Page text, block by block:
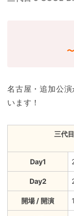
名古屋・追加公
います！
三代
Day1
Day2
開場 / 開演